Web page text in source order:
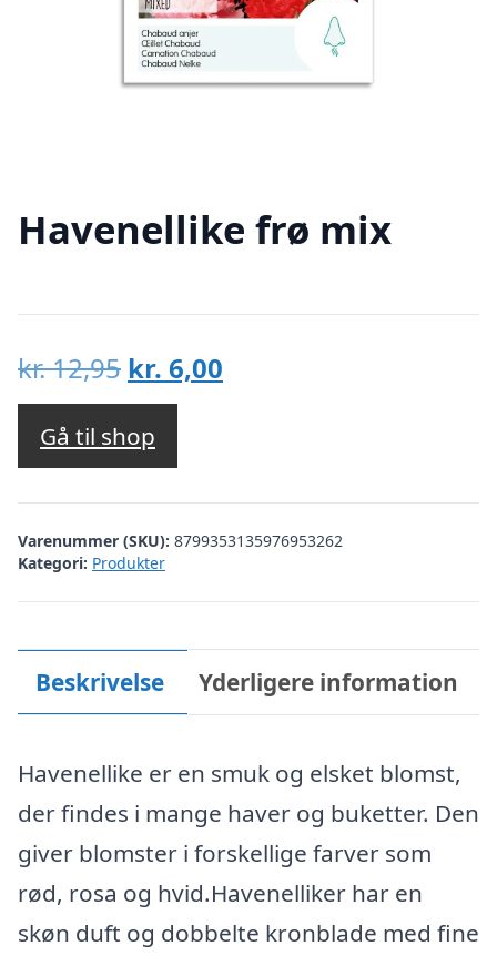
Havenellike frø mix
kr.12,95 Den
oprindelige
pris
var:
kr. 12,95.
kr. 6,00
kr. 6,00.
Gå til shop
Varenummer (SKU): 8799353135976953262
Kategori: Produkter
Beskrivelse Yderligere information
Havenellike er en smuk og elsket blomst,
der findes i mange haver og buketter. Den
giver blomster i forskellige farver som
rød, rosa og hvid.Havenelliker har en
skøn duft og dobbelte kronblade med fine